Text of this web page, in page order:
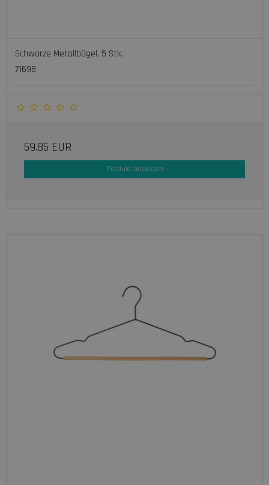
Schwarze Metallbügel, 5 Stk.
71698
59.85 EUR
Produkt anzeigen